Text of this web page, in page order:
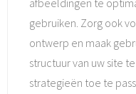
gebruiken. Zorg ook
ontwerp en maak
structuur van uw site
strategieën toe te